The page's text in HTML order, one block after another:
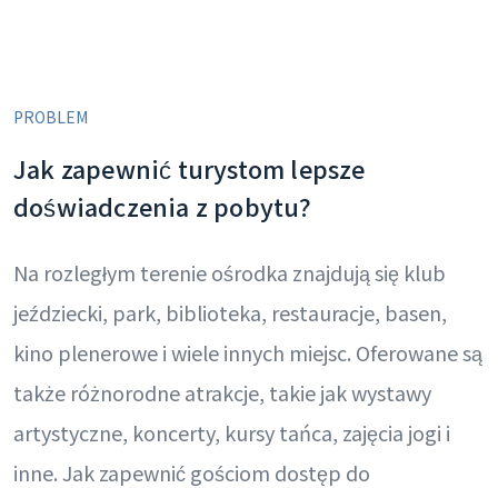
PROBLEM
Jak zapewnić turystom lepsze
doświadczenia z pobytu?
Na rozległym terenie ośrodka znajdują się klub
jeździecki, park, biblioteka, restauracje, basen,
kino plenerowe i wiele innych miejsc. Oferowane są
także różnorodne atrakcje, takie jak wystawy
artystyczne, koncerty, kursy tańca, zajęcia jogi i
inne. Jak zapewnić gościom dostęp do